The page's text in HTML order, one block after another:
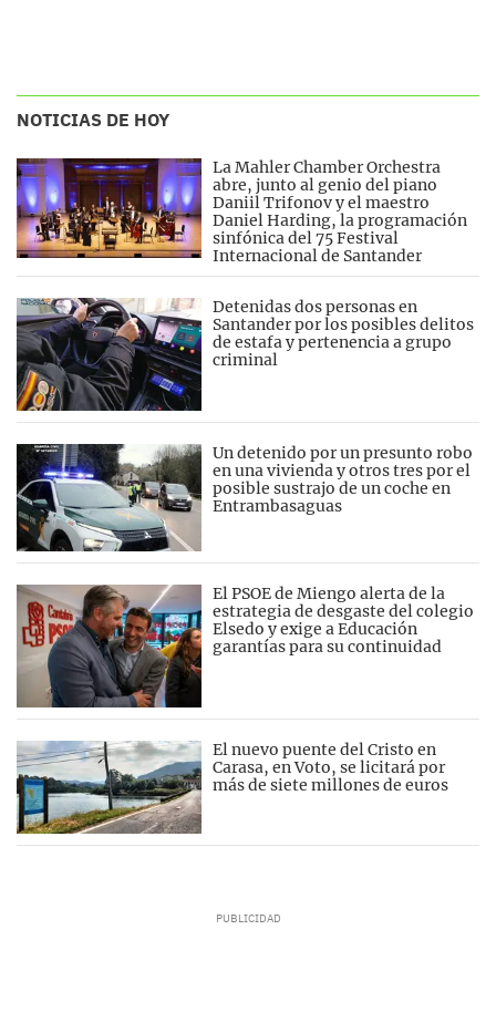
NOTICIAS DE HOY
La Mahler Chamber Orchestra
abre, junto al genio del piano
Daniil Trifonov y el maestro
Daniel Harding, la programación
sinfónica del 75 Festival
Internacional de Santander
Detenidas dos personas en
Santander por los posibles delitos
de estafa y pertenencia a grupo
criminal
Un detenido por un presunto robo
en una vivienda y otros tres por el
posible sustrajo de un coche en
Entrambasaguas
El PSOE de Miengo alerta de la
estrategia de desgaste del colegio
Elsedo y exige a Educación
garantías para su continuidad
El nuevo puente del Cristo en
Carasa, en Voto, se licitará por
más de siete millones de euros